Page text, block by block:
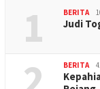
1 BERITA
Judi
BERITA